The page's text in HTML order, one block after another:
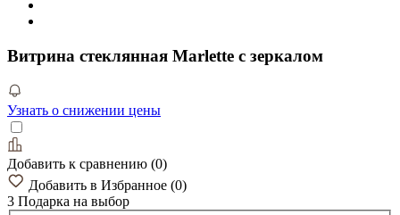
Витрина стеклянная Marlette с зеркалом
Узнать о снижении цены
Добавить к сравнению (0)
Добавить в Избранное (0)
3 Подарка на выбор